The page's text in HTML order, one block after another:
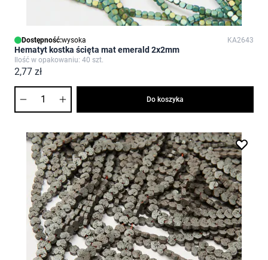
Dostępność:wysoka KA2643
Hematyt kostka ścięta mat emerald 2x2mm
Ilość w opakowaniu: 40 szt.
2,77 zł
Do koszyka